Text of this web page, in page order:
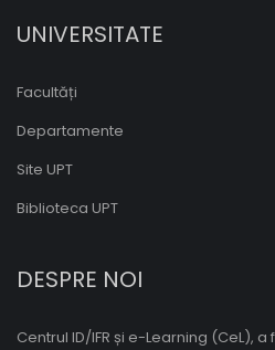
UNIVERSITATE
Facultăți
Departamente
Site UPT
Biblioteca UPT
DESPRE NOI
Centrul ID/IFR și e-Learning (CeL),